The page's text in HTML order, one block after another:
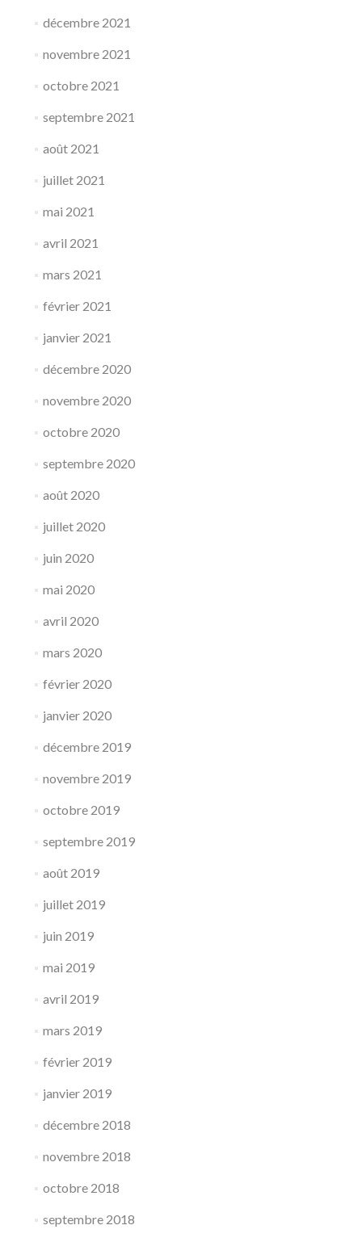
décembre 2021
novembre 2021
octobre 2021
septembre 2021
août 2021
juillet 2021
mai 2021
avril 2021
mars 2021
février 2021
janvier 2021
décembre 2020
novembre 2020
octobre 2020
septembre 2020
août 2020
juillet 2020
juin 2020
mai 2020
avril 2020
mars 2020
février 2020
janvier 2020
décembre 2019
novembre 2019
octobre 2019
septembre 2019
août 2019
juillet 2019
juin 2019
mai 2019
avril 2019
mars 2019
février 2019
janvier 2019
décembre 2018
novembre 2018
octobre 2018
septembre 2018